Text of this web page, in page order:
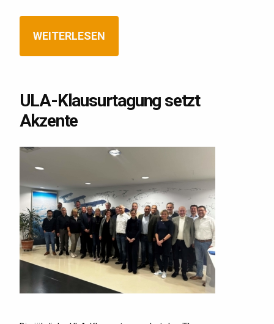
WEITERLESEN
ULA-Klausurtagung setzt
Akzente